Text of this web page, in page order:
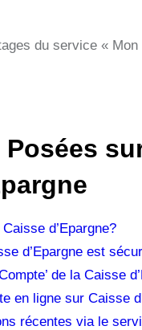
du service «
d’Epargne?
d’Epargne est
de la Caisse
en ligne sur Caisse
récentes via le